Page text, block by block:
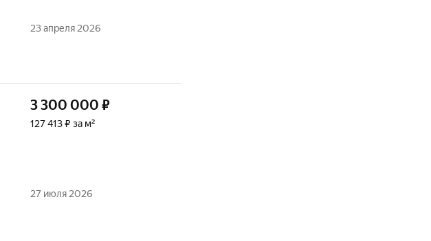
23 апреля 2026
3 300 000 ₽
127 413 ₽ за м²
27 июля 2026